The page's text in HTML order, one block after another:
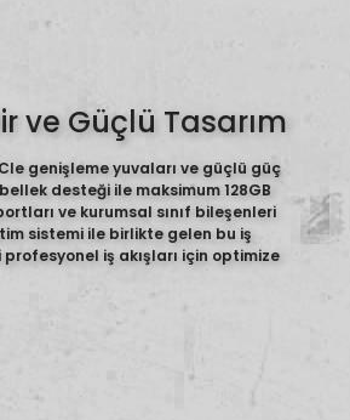
ve Güçlü Tasarım
genişleme yuvaları ve güçlü güç
desteği ile maksimum 128GB
ve kurumsal sınıf bileşenleri
sistemi ile birlikte gelen bu iş
iş akışları için optimize